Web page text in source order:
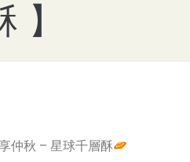
】
仲秋 – 星球千層酥